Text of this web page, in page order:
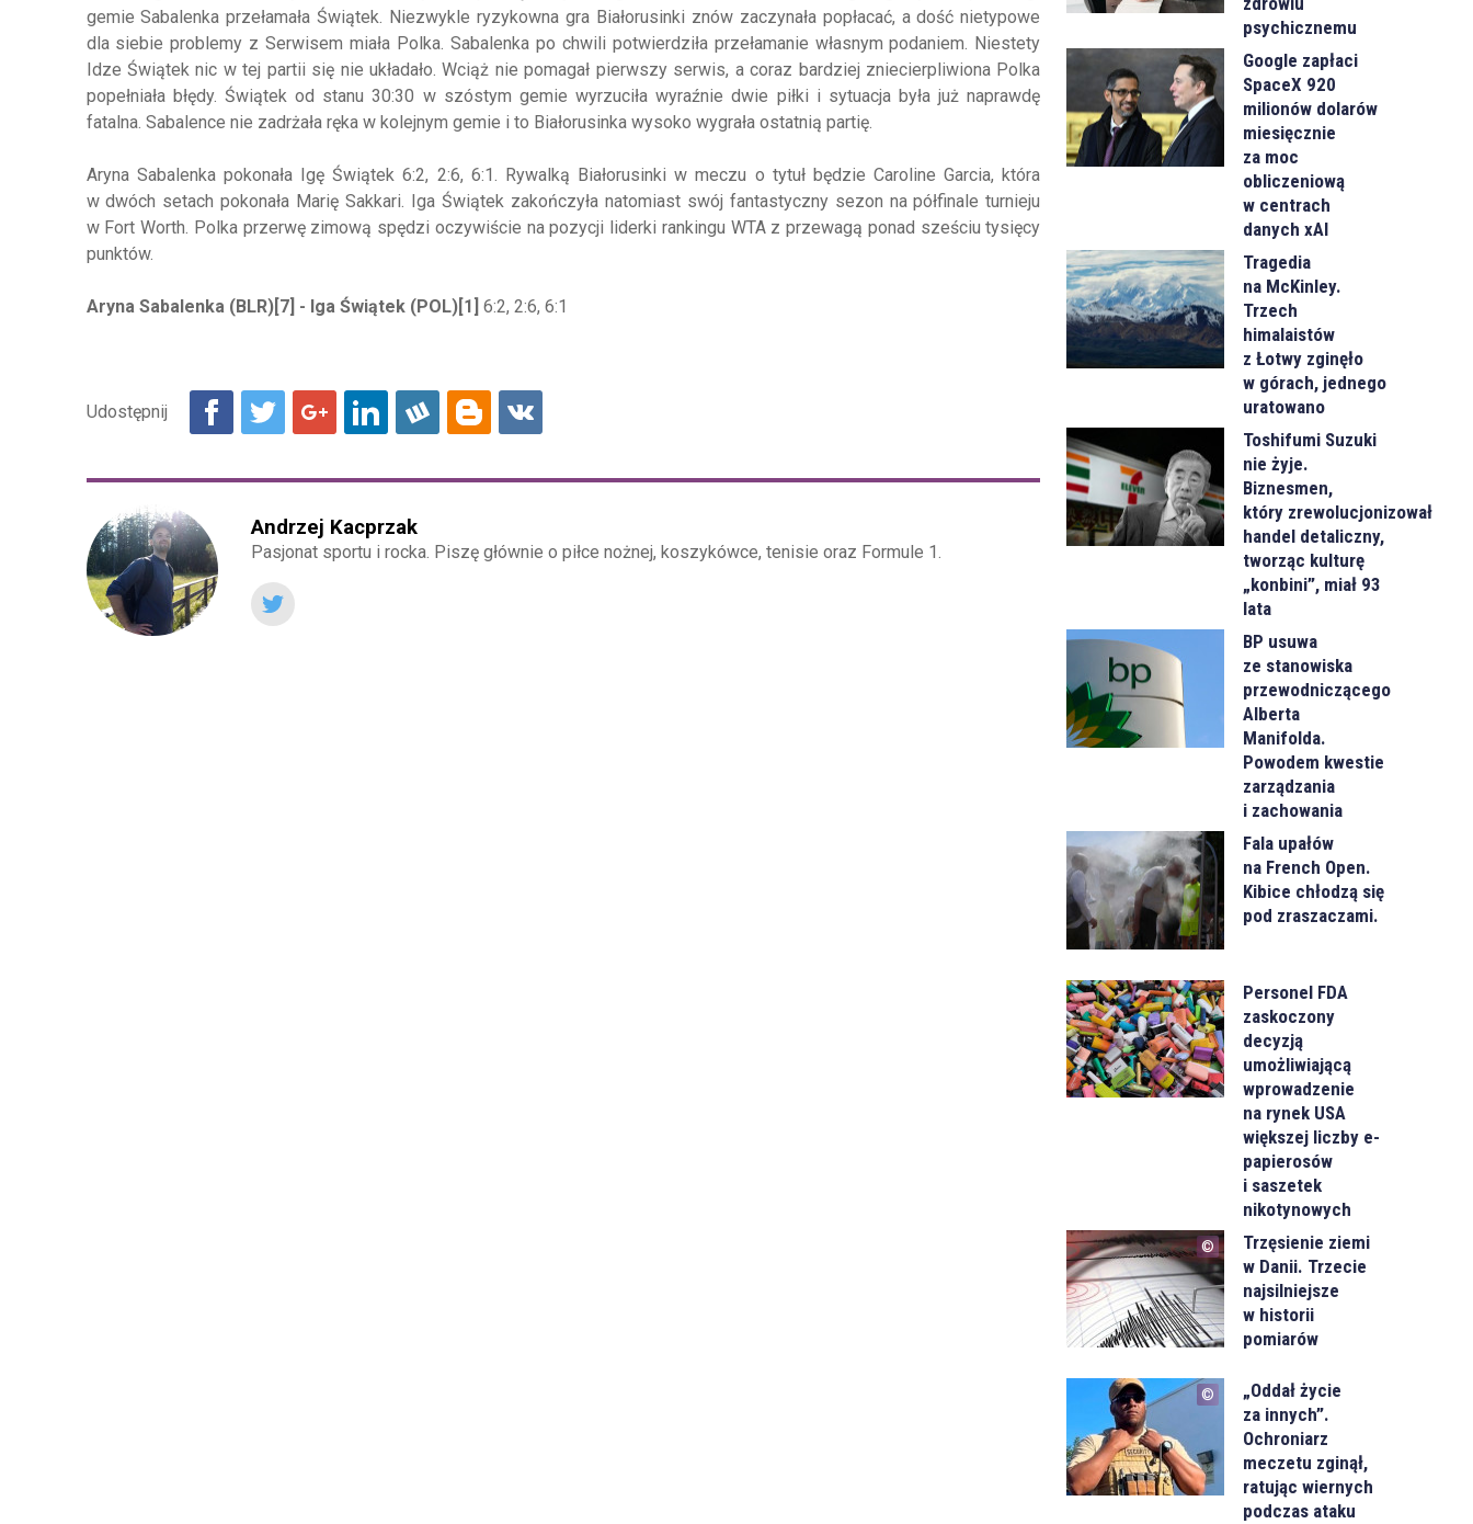
gemie Sabalenka przełamała Świątek. Niezwykle ryzykowna gra Białorusinki znów zaczynała popłacać, a dość nietypowe
dla siebie problemy z Serwisem miała Polka. Sabalenka po chwili potwierdziła przełamanie własnym podaniem. Niestety
Idze Świątek nic w tej partii się nie układało. Wciąż nie pomagał pierwszy serwis, a coraz bardziej zniecierpliwiona Polka
popełniała błędy. Świątek od stanu 30:30 w szóstym gemie wyrzuciła wyraźnie dwie piłki i sytuacja była już naprawdę
fatalna. Sabalence nie zadrżała ręka w kolejnym gemie i to Białorusinka wysoko wygrała ostatnią partię.
Aryna Sabalenka pokonała Igę Świątek 6:2, 2:6, 6:1. Rywalką Białorusinki w meczu o tytuł będzie Caroline Garcia, która
w dwóch setach pokonała Marię Sakkari. Iga Świątek zakończyła natomiast swój fantastyczny sezon na półfinale turnieju
w Fort Worth. Polka przerwę zimową spędzi oczywiście na pozycji liderki rankingu WTA z przewagą ponad sześciu tysięcy
punktów.
Aryna Sabalenka (BLR)[7] - Iga Świątek (POL)[1] 6:2, 2:6, 6:1
Andrzej Kacprzak
Pasjonat sportu i rocka. Piszę głównie o piłce nożnej, koszykówce, tenisie oraz Formule 1.
psychicznemu
Google zapłaci
SpaceX 920
milionów dolarów
miesięcznie
za moc
obliczeniową
w centrach
danych xAI
Tragedia
na McKinley.
Trzech
himalaistów
z Łotwy zginęło
w górach, jednego
uratowano
Toshifumi Suzuki
nie żyje.
Biznesmen,
który zrewolucjonizował
handel detaliczny,
tworząc kulturę
„konbini”, miał 93
lata
BP usuwa
ze stanowiska
przewodniczącego
Alberta
Manifolda.
Powodem kwestie
zarządzania
i zachowania
Fala upałów
na French Open.
Kibice chłodzą się
pod zraszaczami.
Personel FDA
zaskoczony
decyzją
umożliwiającą
wprowadzenie
na rynek USA
większej liczby e-
papierosów
i saszetek
nikotynowych
Trzęsienie ziemi
w Danii. Trzecie
najsilniejsze
w historii
pomiarów
„Oddał życie
za innych”.
Ochroniarz
meczetu zginął,
ratując wiernych
podczas ataku